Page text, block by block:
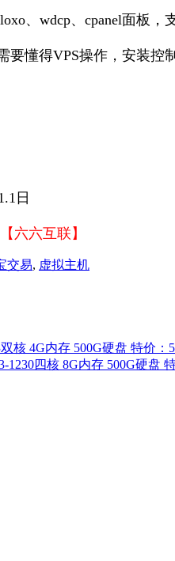
、wdcp、cpanel面板，
懂得VPS操作，安装控
日
六六互联】
交易, 虚拟主机
核 4G内存 500G硬盘 特价：
四核 8G内存 500G硬盘